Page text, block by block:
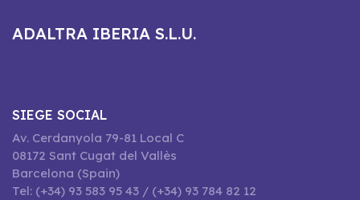
ADALTRA IBERIA S.L.U.
SIEGE SOCIAL
Av. Cerdanyola 79-81 Local C
08172 Sant Cugat del Vallès
Barcelona (Spain)
Tel: (+34) 93 583 95 43 / (+34) 93 784 82 12